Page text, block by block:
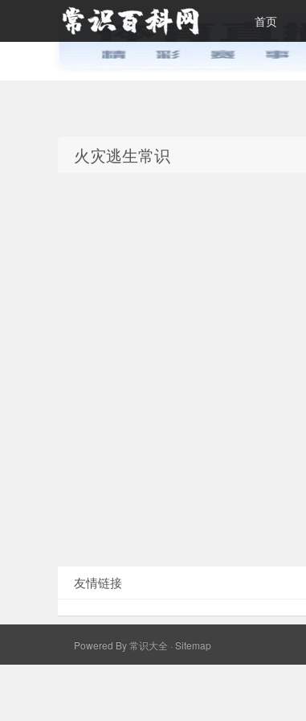
首页
火灾逃生常识
友情链接
Powered By常识大全 · Sitemap